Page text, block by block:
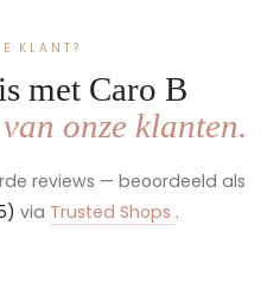
KLANT?
met Caro B
onze klanten.
reviews — beoordeeld als
via Trusted Shops .